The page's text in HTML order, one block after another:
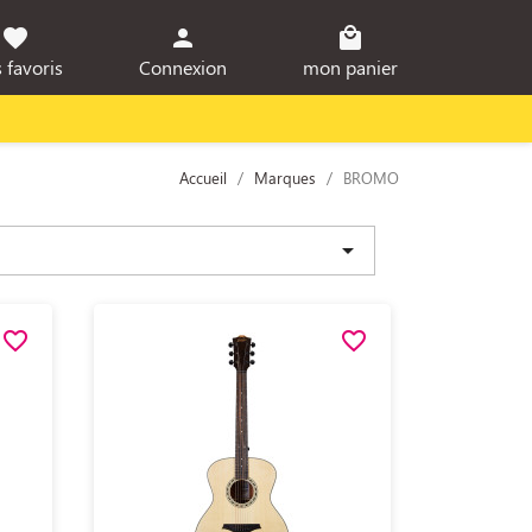
favorite
favoris
person
Connexion
local_mall
mon panier
Accueil Marques BROMO

favorite_border favorite_border